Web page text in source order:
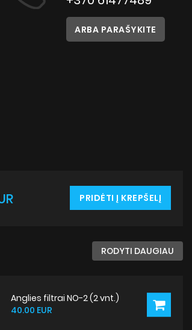
ARBA PARAŠYKITE
PRIDĖTI Į KREPŠELĮ
RODYTI DAUGIAU
Anglies filtrai NO-2 (2 vnt.)
40.00 EUR